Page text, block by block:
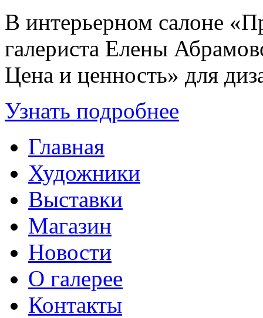
В интерьерном салоне
галериста Елены
Цена и ценность» для
Узнать подробнее
Главная
Художники
Выставки
Магазин
Новости
О галерее
Контакты